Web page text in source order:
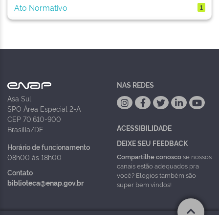
Ato Normativo
1
Asa Sul
SPO Área Especial 2-A
CEP 70.610-900
Brasília/DF
Horário de funcionamento
08h00 às 18h00
Contato
biblioteca@enap.gov.br
NAS REDES
ACESSIBILIDADE
DEIXE SEU FEEDBACK
Compartilhe conoscose nossos
canais estão adequados pra
você? Elogios também são
super bem vindos!